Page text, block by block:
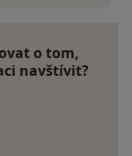
o tom,
navštívit?